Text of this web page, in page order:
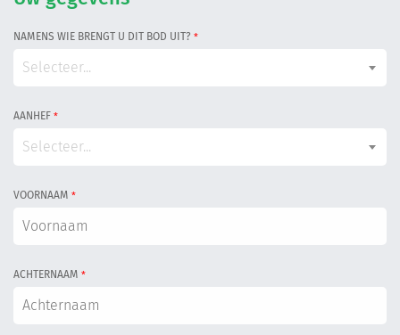
NAMENS WIE BRENGT U DIT BOD UIT? *
Selecteer...
AANHEF *
Selecteer...
VOORNAAM *
ACHTERNAAM *